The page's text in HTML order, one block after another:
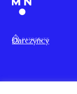
Darczyńcy